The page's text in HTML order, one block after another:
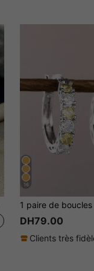
16
DH79.00
Clients très